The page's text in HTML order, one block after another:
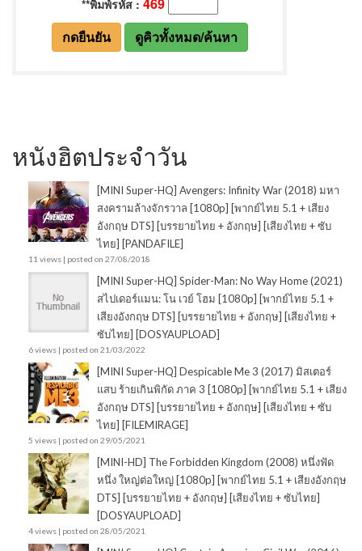
หนังฮิตประจำวัน
[MINI Super-HQ] Avengers: Infinity War (2018) มหา
สงครามล้างจักรวาล [1080p] [พากย์ไทย 5.1 + เสียง
อังกฤษ DTS] [บรรยายไทย + อังกฤษ] [เสียงไทย + ซับ
ไทย] [PANDAFILE]
11 views | posted on 27/08/2018
[MINI Super-HQ] Spider-Man: No Way Home (2021)
สไปเดอร์แมน: โน เวย์ โฮม [1080p] [พากย์ไทย 5.1 +
เสียงอังกฤษ DTS] [บรรยายไทย + อังกฤษ] [เสียงไทย +
ซับไทย] [DOSYAUPLOAD]
6 views | posted on 21/03/2022
[MINI Super-HQ] Despicable Me 3 (2017) มิสเตอร์
แสบ ร้ายเกินพิกัด ภาค 3 [1080p] [พากย์ไทย 5.1 + เสียง
อังกฤษ DTS] [บรรยายไทย + อังกฤษ] [เสียงไทย + ซับ
ไทย] [FILEMIRAGE]
5 views | posted on 29/05/2021
[MINI-HD] The Forbidden Kingdom (2008) หนึ่งฟัด
หนึ่ง ใหญ่ต่อใหญ่ [1080p] [พากย์ไทย 5.1 + เสียงอังกฤษ
DTS] [บรรยายไทย + อังกฤษ] [เสียงไทย + ซับไทย]
[DOSYAUPLOAD]
4 views | posted on 28/05/2021